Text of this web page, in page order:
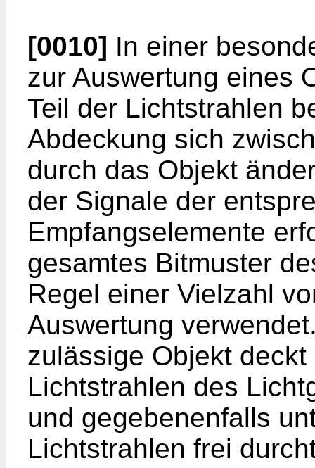
[0010] In einer
zur Auswertung eines
Teil der Lichtstrahlen
Abdeckung sich
durch das Objekt
der Signale der
Empfangselemente
gesamtes Bitmuster
Regel einer Vielzahl
Auswertung
zulässige Objekt
Lichtstrahlen des
und gegebenenfalls
Lichtstrahlen frei